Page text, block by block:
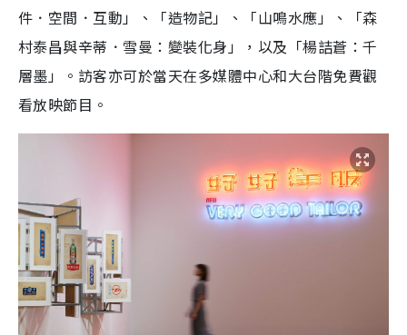
件．空間．互動」、「造物記」、「山鳴水應」、「森
村泰昌與辛蒂．雪曼：變裝化身」，以及「楊詰蒼：千
層墨」。訪客亦可於當天在多媒體中心和大台階免費觀
看放映節目。